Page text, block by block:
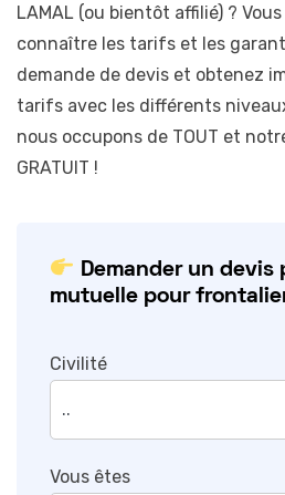
LAMAL (ou bientôt affilié) ?
connaître les tarifs et les
demande de devis et obtenez
tarifs avec les différents
nous occupons de TOUT et
GRATUIT !
Demander un devis
mutuelle pour
Civilité
Vous êtes